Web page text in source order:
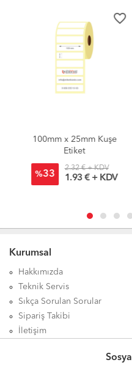
favorite_border
100mm x 25mm Kuşe
Etiket
%33
2.32 € + KDV
1.93 € + KDV
Kurumsal
Hakkımızda
Teknik Servis
Sıkça Sorulan Sorular
Sipariş Takibi
İletişim